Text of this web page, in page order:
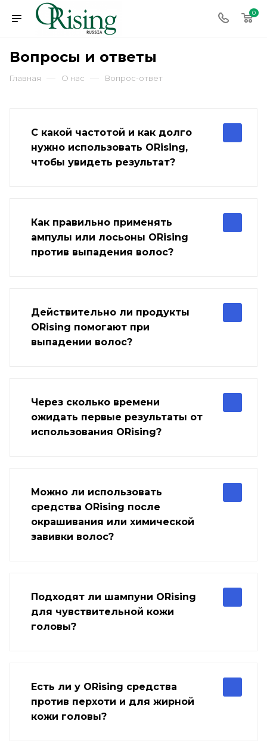
0
Вопросы и ответы
Главная — О нас — Вопрос-ответ
С какой частотой и как долго
нужно использовать ORising,
чтобы увидеть результат?
Как правильно применять
ампулы или лосьоны ORising
против выпадения волос?
Действительно ли продукты
ORising помогают при
выпадении волос?
Через сколько времени
ожидать первые результаты от
использования ORising?
Можно ли использовать
средства ORising после
окрашивания или химической
завивки волос?
Подходят ли шампуни ORising
для чувствительной кожи
головы?
Есть ли у ORising средства
против перхоти и для жирной
кожи головы?